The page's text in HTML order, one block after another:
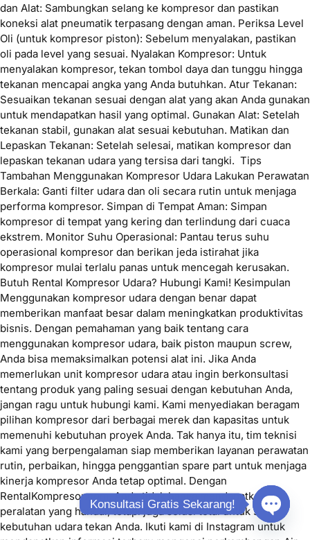
dan Alat: Sambungkan selang ke kompresor dan pastikan
koneksi alat pneumatik terpasang dengan aman. Periksa Level
Oli (untuk kompresor piston): Sebelum menyalakan, pastikan
oli pada level yang sesuai. Nyalakan Kompresor: Untuk
menyalakan kompresor, tekan tombol daya dan tunggu hingga
tekanan mencapai angka yang Anda butuhkan. Atur Tekanan:
Sesuaikan tekanan sesuai dengan alat yang akan Anda gunakan
untuk mendapatkan hasil yang optimal. Gunakan Alat: Setelah
tekanan stabil, gunakan alat sesuai kebutuhan. Matikan dan
Lepaskan Tekanan: Setelah selesai, matikan kompresor dan
lepaskan tekanan udara yang tersisa dari tangki. Tips
Tambahan Menggunakan Kompresor Udara Lakukan Perawatan
Berkala: Ganti filter udara dan oli secara rutin untuk menjaga
performa kompresor. Simpan di Tempat Aman: Simpan
kompresor di tempat yang kering dan terlindung dari cuaca
ekstrem. Monitor Suhu Operasional: Pantau terus suhu
operasional kompresor dan berikan jeda istirahat jika
kompresor mulai terlalu panas untuk mencegah kerusakan.
Butuh Rental Kompresor Udara? Hubungi Kami! Kesimpulan
Menggunakan kompresor udara dengan benar dapat
memberikan manfaat besar dalam meningkatkan produktivitas
bisnis. Dengan pemahaman yang baik tentang cara
menggunakan kompresor udara, baik piston maupun screw,
Anda bisa memaksimalkan potensi alat ini. Jika Anda
memerlukan unit kompresor udara atau ingin berkonsultasi
tentang produk yang paling sesuai dengan kebutuhan Anda,
jangan ragu untuk hubungi kami. Kami menyediakan beragam
pilihan kompresor dari berbagai merek dan kapasitas untuk
memenuhi kebutuhan proyek Anda. Tak hanya itu, tim teknisi
kami yang berpengalaman siap memberikan layanan perawatan
rutin, perbaikan, hingga penggantian spare part untuk menjaga
kinerja kompresor Anda tetap optimal. Dengan
RentalKompresor.com, Anda tidak hanya mendapatkan
peralatan yang handal, tetapi juga solusi total untuk semua
kebutuhan udara tekan Anda. Ikuti kami di Instagram untuk
Konsultasi Gratis Sekarang!
Open